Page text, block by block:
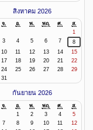
สิงหาคม 2026
จ. อ. พ. พฤ. ศ.
ส.
1
3 4 5 6 7
8
10 11 12 13 14
15
17 18 19 20 21
22
24 25 26 27 28
29
31
กันยายน 2026
จ. อ. พ. พฤ. ศ.
ส.
1
2 3 4
5
7 8 9 10 11
12